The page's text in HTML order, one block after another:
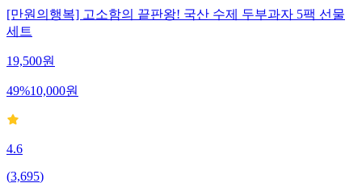
[만원의행복] 고소함의 끝판왕! 국산 수제 두부과자 5팩 선물
세트
19,500원
49%10,000원
4.6
(3,695)